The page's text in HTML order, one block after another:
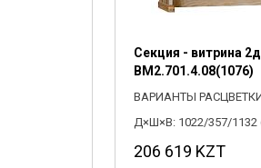
Секция - витрина
ВМ2.701.4.08(1076)
ВАРИАНТЫ
Д×Ш×В: 1022/357/1132
206 619 KZT